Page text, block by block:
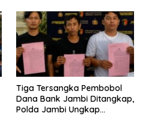
Tiga Tersangka Pembobol
Dana Bank Jambi Ditangkap,
Polda Jambi Ungkap